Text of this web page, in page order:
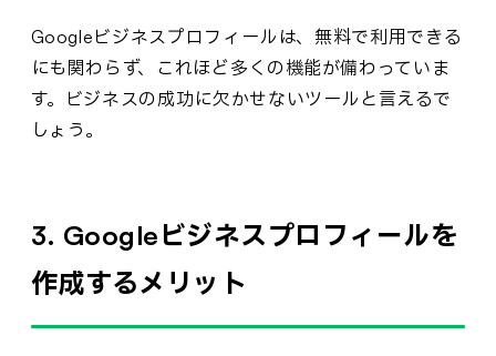
Googleビジネスプロフィールは、無料で利用できる
にも関わらず、これほど多くの機能が備わっていま
す。ビジネスの成功に欠かせないツールと言えるで
しょう。
3. Googleビジネスプロフィールを
作成するメリット